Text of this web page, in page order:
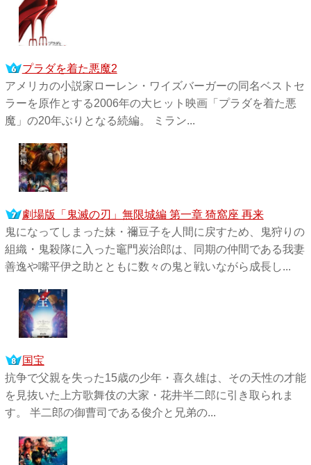
プラダを着た悪魔2
アメリカの小説家ローレン・ワイズバーガーの同名ベストセ
ラーを原作とする2006年の大ヒット映画「プラダを着た悪
魔」の20年ぶりとなる続編。 ミラン...
劇場版「鬼滅の刃」無限城編 第一章 猗窩座 再来
鬼になってしまった妹・禰󠄀豆子を人間に戻すため、鬼狩りの
組織・鬼殺隊に入った竈門炭治郎は、同期の仲間である我妻
善逸や嘴平伊之助とともに数々の鬼と戦いながら成長し...
国宝
抗争で父親を失った15歳の少年・喜久雄は、その天性の才能
を見抜いた上方歌舞伎の大家・花井半二郎に引き取られま
す。 半二郎の御曹司である俊介と兄弟の...